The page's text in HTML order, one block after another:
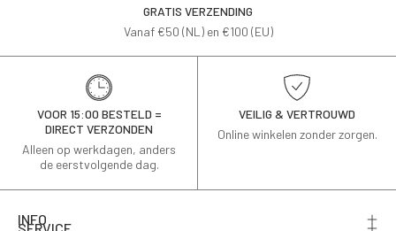
GRATIS VERZENDING
Vanaf €50 (NL) en €100 (EU)
VOOR 15:00 BESTELD =
DIRECT VERZONDEN
Alleen op werkdagen, anders
de eerstvolgende dag.
VEILIG & VERTROUWD
Online winkelen zonder zorgen.
INFO